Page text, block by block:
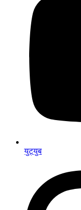
युट्युब